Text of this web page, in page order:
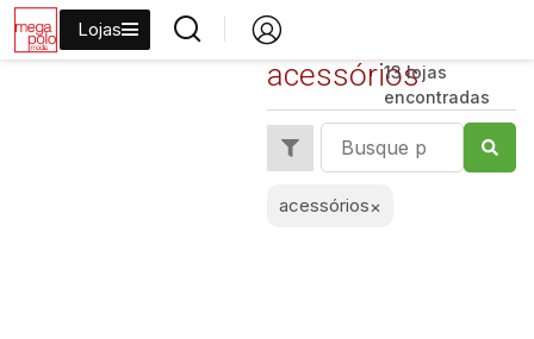
Lojas
acessórios
13 lojas
encontradas
acessórios×